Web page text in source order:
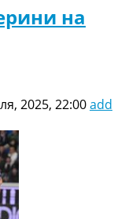
на
2025, 22:00add